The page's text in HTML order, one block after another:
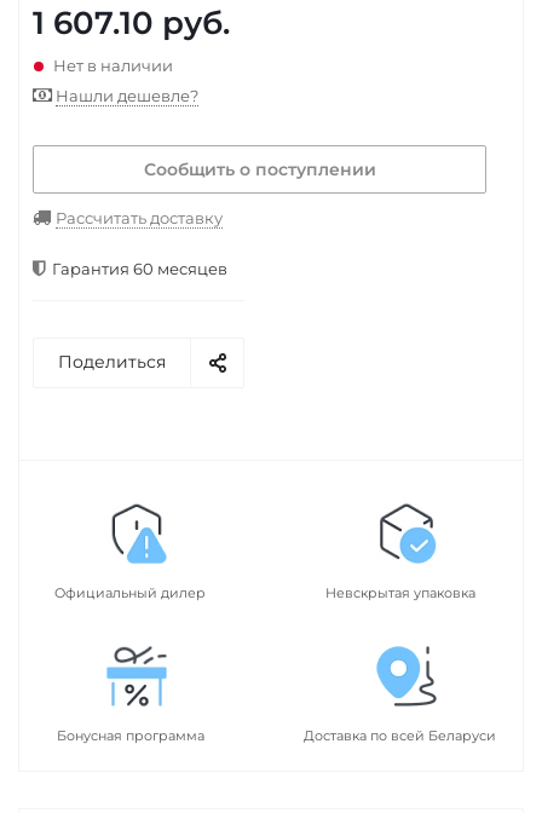
1 607.10 руб.
Нет в наличии
Нашли дешевле?
Сообщить о поступлении
Рассчитать доставку
Гарантия 60 месяцев
Поделиться
Официальный дилер Невскрытая упаковка
Бонусная программа Доставка по всей Беларуси